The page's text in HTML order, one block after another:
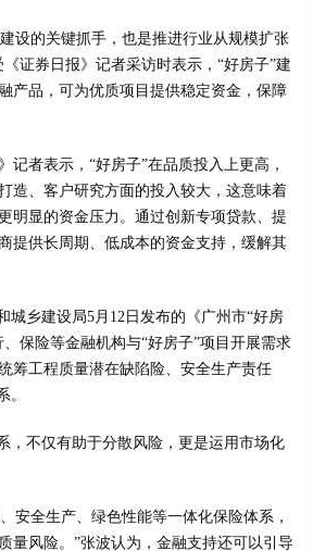
设的关键抓手，也是推进行业从规模扩张
证券日报》记者采访时表示，“好房子”建
产品，可为优质项目提供稳定资金，保障
者表示，“好房子”在品质投入上更高，
造、客户研究方面的投入较大，这意味着
明显的资金压力。通过创新专项贷款、提
提供长周期、低成本的资金支持，缓解其
城乡建设局5月12日发布的《广州市“好房
保险等金融机构与“好房子”项目开展需求
筹工程质量潜在缺陷险、安全生产责任
。
，不仅有助于分散风险，更是运用市场化
安全生产、绿色性能等一体化保险体系，
量风险。”张波认为，金融支持还可以引导